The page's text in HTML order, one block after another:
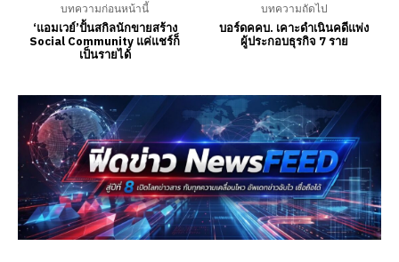
บทความก่อนหน้านี้
‘แอมเวย์’ปั้นสกิลนักขายสร้าง
Social Community แค่แชร์ก็
เป็นรายได้
บทความถัดไป
บอร์ดคคบ. เคาะดำเนินคดีแพ่ง
ผู้ประกอบธุรกิจ 7 ราย